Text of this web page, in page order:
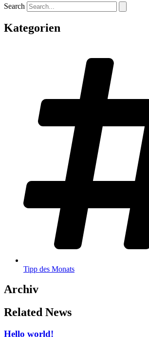
Search
Kategorien
Tipp des Monats
Archiv
Related News
Hello world!